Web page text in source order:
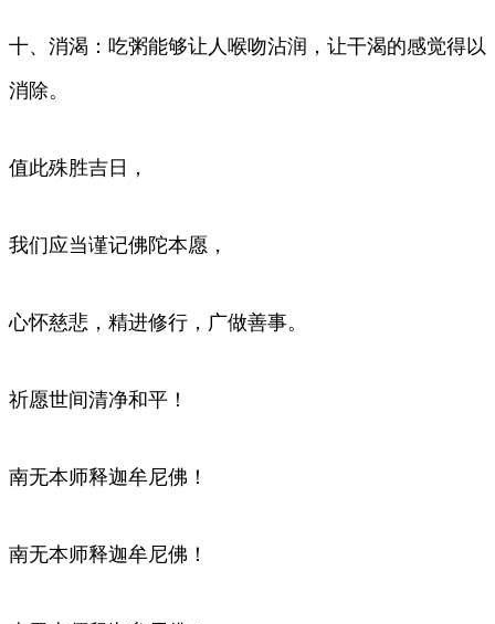
十、消渴：吃粥能够让人喉吻沾润，让干渴的感觉得以
消除。
值此殊胜吉日，
我们应当谨记佛陀本愿，
心怀慈悲，精进修行，广做善事。
祈愿世间清净和平！
南无本师释迦牟尼佛！
南无本师释迦牟尼佛！